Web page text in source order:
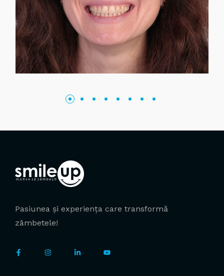
Pasiunea și experiența care transformă
zâmbetele!